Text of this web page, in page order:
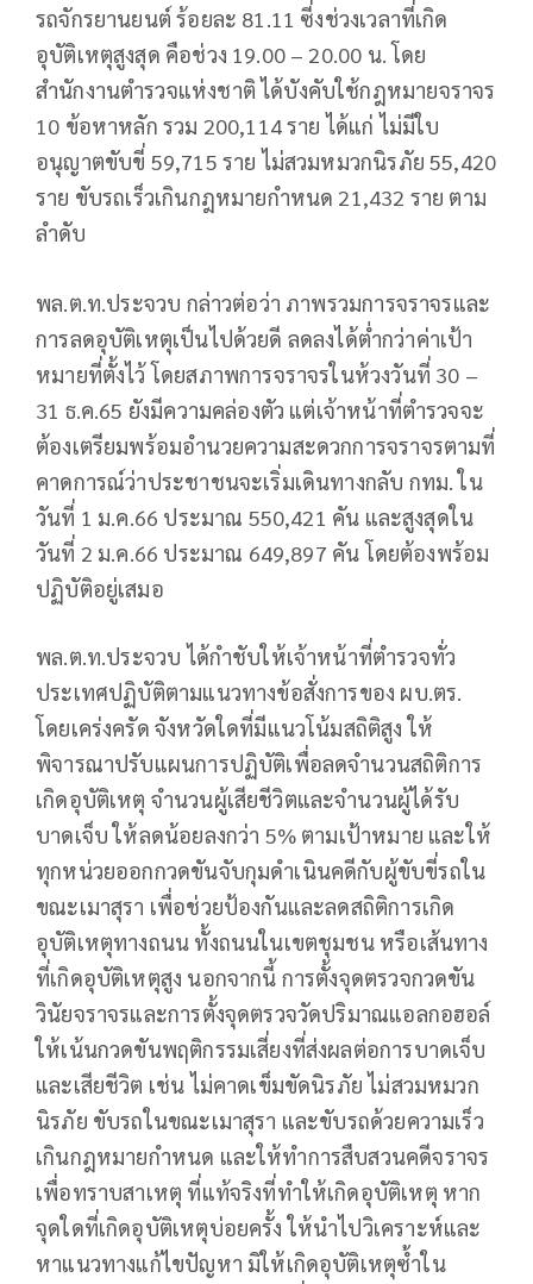
รถจักรยานยนต์ ร้อยละ 81.11 ซี่งช่วงเวลาที่เกิด
อุบัติเหตุสูงสุด คือช่วง 19.00 – 20.00 น. โดย
สำนักงานตำรวจแห่งชาติ ได้บังคับใช้กฎหมายจราจร
10 ข้อหาหลัก รวม 200,114 ราย ได้แก่ ไม่มีใบ
อนุญาตขับขี่ 59,715 ราย ไม่สวมหมวกนิรภัย 55,420
ราย ขับรถเร็วเกินกฎหมายกำหนด 21,432 ราย ตาม
ลำดับ
พล.ต.ท.ประจวบ กล่าวต่อว่า ภาพรวมการจราจรและ
การลดอุบัติเหตุเป็นไปด้วยดี ลดลงได้ต่ำกว่าค่าเป้า
หมายที่ตั้งไว้ โดยสภาพการจราจรในห้วงวันที่ 30 –
31 ธ.ค.65 ยังมีความคล่องตัว แต่เจ้าหน้าที่ตำรวจจะ
ต้องเตรียมพร้อมอำนวยความสะดวกการจราจรตามที่
คาดการณ์ว่าประชาชนจะเริ่มเดินทางกลับ กทม. ใน
วันที่ 1 ม.ค.66 ประมาณ 550,421 คัน และสูงสุดใน
วันที่ 2 ม.ค.66 ประมาณ 649,897 คัน โดยต้องพร้อม
ปฏิบัติอยู่เสมอ
พล.ต.ท.ประจวบ ได้กำชับให้เจ้าหน้าที่ตำรวจทั่ว
ประเทศปฏิบัติตามแนวทางข้อสั่งการของ ผบ.ตร.
โดยเคร่งครัด จังหวัดใดที่มีแนวโน้มสถิติสูง ให้
พิจารณาปรับแผนการปฏิบัติเพื่อลดจำนวนสถิติการ
เกิดอุบัติเหตุ จำนวนผู้เสียชีวิตและจำนวนผู้ได้รับ
บาดเจ็บ ให้ลดน้อยลงกว่า 5% ตามเป้าหมาย และให้
ทุกหน่วยออกกวดขันจับกุมดำเนินคดีกับผู้ขับขี่รถใน
ขณะเมาสุรา เพื่อช่วยป้องกันและลดสถิติการเกิด
อุบัติเหตุทางถนน ทั้งถนนในเขตชุมชน หรือเส้นทาง
ที่เกิดอุบัติเหตุสูง นอกจากนี้ การตั้งจุดตรวจกวดขัน
วินัยจราจรและการตั้งจุดตรวจวัดปริมาณแอลกอฮอล์
ให้เน้นกวดขันพฤติกรรมเสี่ยงที่ส่งผลต่อการบาดเจ็บ
และเสียชีวิต เช่น ไม่คาดเข็มขัดนิรภัย ไม่สวมหมวก
นิรภัย ขับรถในขณะเมาสุรา และขับรถด้วยความเร็ว
เกินกฎหมายกำหนด และให้ทำการสืบสวนคดีจราจร
เพื่อทราบสาเหตุ ที่แท้จริงที่ทำให้เกิดอุบัติเหตุ หาก
จุดใดที่เกิดอุบัติเหตุบ่อยครั้ง ให้นำไปวิเคราะห์และ
หาแนวทางแก้ไขปัญหา มิให้เกิดอุบัติเหตุซ้ำใน